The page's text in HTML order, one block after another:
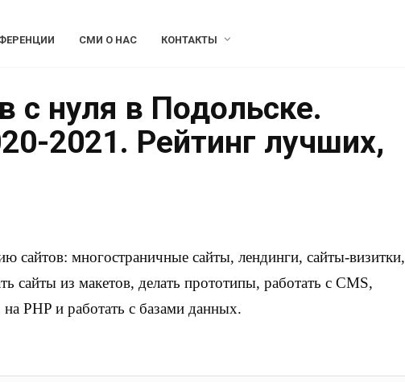
СМИ О НАС КОНТАКТЫ
с нуля в Подольске.
2021. Рейтинг лучших,
многостраничные сайты, лендинги, сайты-визитки,
сайты из макетов, делать прототипы, работать с CMS,
PHP и работать с базами данных.